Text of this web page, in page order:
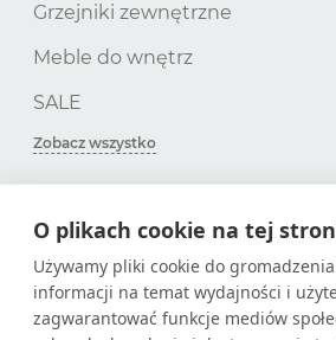
O plikach cookie na tej
Używamy pliki cookie do
informacji na temat wydajności i
zagwarantować funkcje mediów
Grzejniki zewnętrzne
Meble do wnętrz
SALE
Zobacz wszystko
SUBSKRYPCJA
Zdobądź tylko przydatne